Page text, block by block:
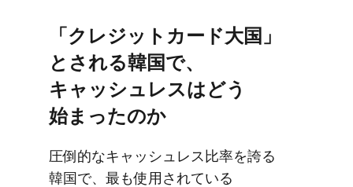
「クレジットカード大国」
とされる​韓国で、​
キャッシュレスは​どう​
始まったのか
圧倒的な​キャッシュレス比率を​誇る​
韓国で、​最も​使用されている​